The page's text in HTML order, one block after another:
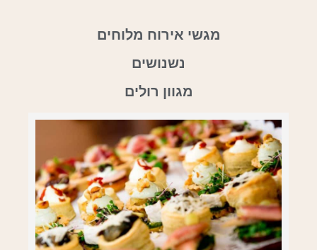
מגשי אירוח מלוחים
נשנושים
מגוון רולים